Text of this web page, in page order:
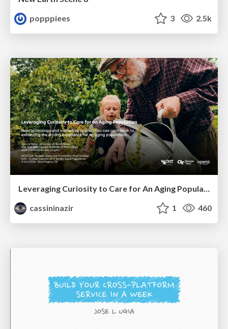
popppiees
3 2.5k
Leveraging Curiosity to Care for An Aging Population
cassininazir
1 460